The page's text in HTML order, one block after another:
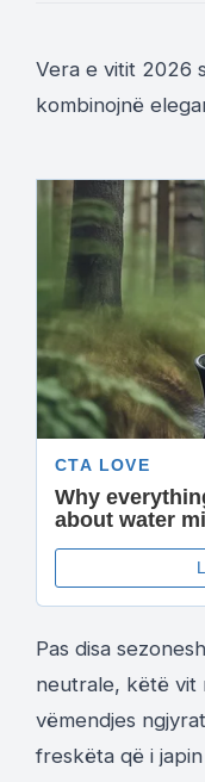
Vera e vitit 2026
kombinojnë
Pas disa
neutrale, këtë vit
vëmendjes
freskëta që i